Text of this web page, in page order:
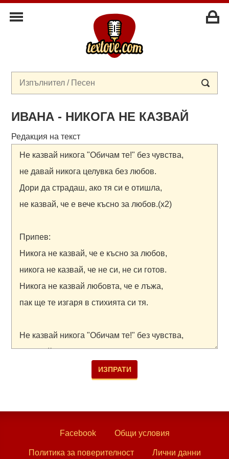
ИВАНА - НИКОГА НЕ КАЗВАЙ
Редакция на текст
Facebook Общи условия
Политика за поверителност Лични данни